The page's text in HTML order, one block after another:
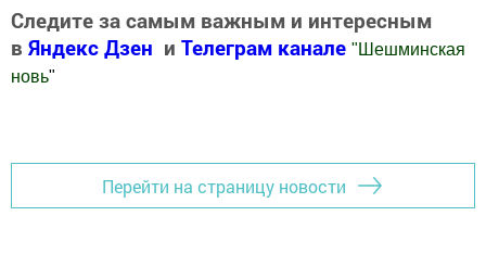
Следите за самым важным и интересным
в Яндекс Дзен и Телеграм канале " Шешминская
новь"
Перейти на страницу новости